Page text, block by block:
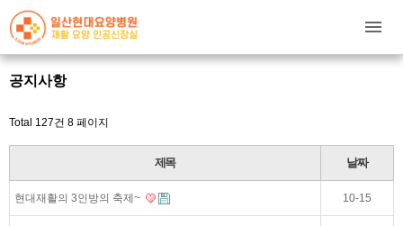
공지사항
Total 127건 8 페이지
제목 날짜
현대재활의 3인방의 축제~ 10-15